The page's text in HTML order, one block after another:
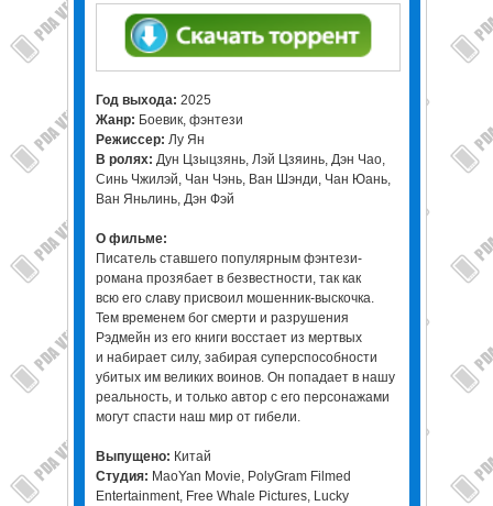
Год выхода: 2025
Жанр: Боевик, фэнтези
Режиссер: Лу Ян
В ролях: Дун Цзыцзянь, Лэй Цзяинь, Дэн Чао,
Синь Чжилэй, Чан Чэнь, Ван Шэнди, Чан Юань,
Ван Яньлинь, Дэн Фэй
О фильме:
Писатель ставшего популярным фэнтези-
романа прозябает в безвестности, так как
всю его славу присвоил мошенник-выскочка.
Тем временем бог смерти и разрушения
Рэдмейн из его книги восстает из мертвых
и набирает силу, забирая суперспособности
убитых им великих воинов. Он попадает в нашу
реальность, и только автор с его персонажами
могут спасти наш мир от гибели.
Выпущено: Китай
Студия: MaoYan Movie, PolyGram Filmed
Entertainment, Free Whale Pictures, Lucky